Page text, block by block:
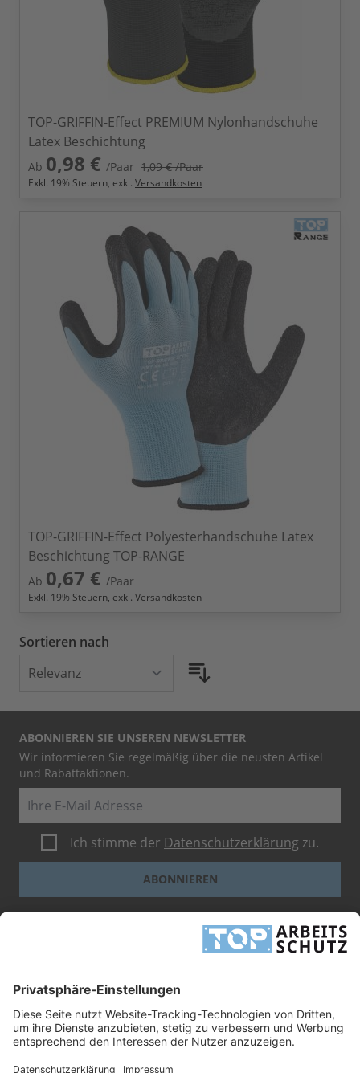
TOP-GRIFFIN-Effect PREMIUM Nylonhandschuhe
Latex Beschichtung
Ab 0,98 € /Paar 1,09 € /Paar
Exkl. 19% Steuern, exkl. Versandkosten
TOP-GRIFFIN-Effect Polyesterhandschuhe Latex
Beschichtung TOP-RANGE
Ab 0,67 € /Paar
Exkl. 19% Steuern, exkl. Versandkosten
Sortieren nach
ABONNIEREN SIE UNSEREN NEWSLETTER
Wir informieren Sie regelmäßig über die neusten Artikel
und Rabattaktionen.
Ich stimme der Datenschutzerklärung zu.
ABONNIEREN
Dieses Formular ist durch reCAPTCHA geschützt - es gelten dieGoogle-
-Geschäftsbedingungen.
UNTERNEHMEN
RECHTLICHES
TOP ARBEITSSCHUTZ GMBH